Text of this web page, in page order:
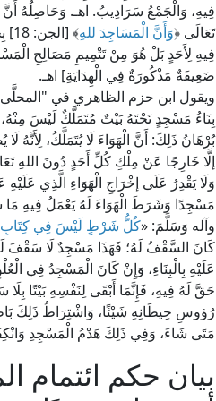
فِيهِ، وَالْجَمْعُ سَرَادِيبُ. اهـ. وَحَاصِلُهُ
تَعَالَى ﴿وَأَنَّ الْمَسَاجِدَ للهِ
﴾
فِيهِ لِأَحَدٍ بَلْ هُوَ مِنْ تَتْمِيمِ مَصَالِحِ
ضَعِيفَةٌ مَذْكُورَةٌ فِي الْهِدَايَةِ] اهـ.
ويقول ابن حزم الظاهري في "المحلَّى
بِنَاءُ مَسْجِدٍ تَحْتَهُ بَيْتٌ مُتَمَلَّكٌ لَيْسَ
بُرْهَانُ ذَلِكَ: أَنَّ الْهَوَاءَ لَا يُتَمَلَّكُ، لِأَنَّهُ
إلَّا خَارِجًا عَنْ مِلْكِ كُلِّ أَحَدٍ دُونَ اللهِ
وَلَا يَقْدِرُ عَلَى إخْرَاجِ الْهَوَاءِ الَّذِي
مَسْجِدًا وَشَرَطَ الْهَوَاءَ لَهُ يَعْمَلُ فِيهِ
وآله وَسَلَّمَ: «كُلُّ شَرْطٍ لَيْسَ فِي كِتَابِ
كَانَ السَّقْفُ لَهُ؛ فَهَذَا مَسْجِدٌ لَا سَقْفَ
عَلَيْهِ بِالْبِنَاءِ، وَإِنْ كَانَ الْمَسْجِدُ فِي
حَقَّ لَهُ فِيهِ، فَإِنَّمَا أَبْقَى لِنَفْسِهِ بَيْتًا
رُؤوسِ حِيطَانِهِ شَيْئًا، وَاشْتِرَاطُ ذَلِكَ
مَتَى شَاءَ، وَفِي ذَلِكَ هَدْمُ الْمَسْجِدِ
بيان حكم ائتمام